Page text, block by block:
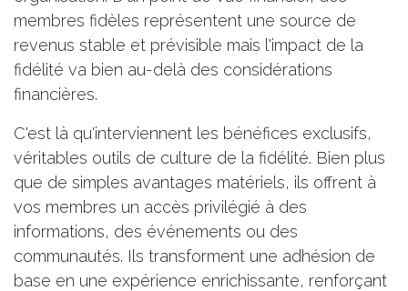
membres fidèles représentent une source de
revenus stable et prévisible mais l'impact de la
fidélité va bien au-delà des considérations
financières.
C'est là qu'interviennent les bénéfices exclusifs,
véritables outils de culture de la fidélité. Bien plus
que de simples avantages matériels, ils offrent à
vos membres un accès privilégié à des
informations, des événements ou des
communautés. Ils transforment une adhésion de
base en une expérience enrichissante, renforçant